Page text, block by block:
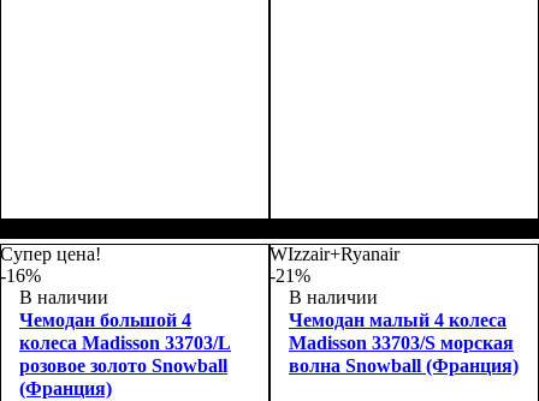
55х36х20
66х44х27
Супер цена!
-16%
В наличии
Чемодан большой 4
колеса Madisson 33703/L
розовое золото Snowball
(Франция)
WIzzair+Ryanair
-21%
В наличии
Чемодан малый 4 колеса
Madisson 33703/S морская
волна Snowball (Франция)